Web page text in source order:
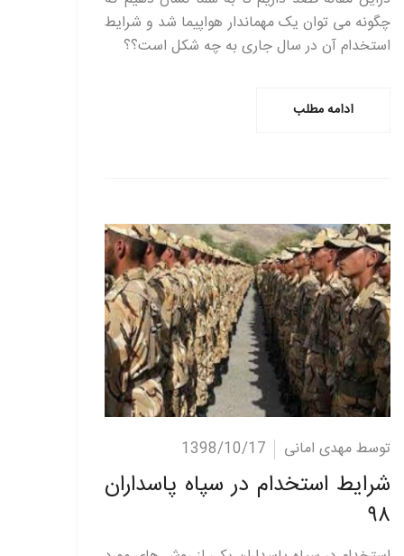
چگونه می توان یک مهماندار هواپیما شد و شرایط
استخدام آن در سال جاری به چه شکل است؟؟
ادامه مطلب
ادامه مطلب توسط مهدی امانی 1398/10/17
شرایط استخدام در سپاه پاسداران
۹۸